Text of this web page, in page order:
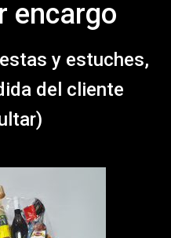
encargo
y estuches,
del cliente